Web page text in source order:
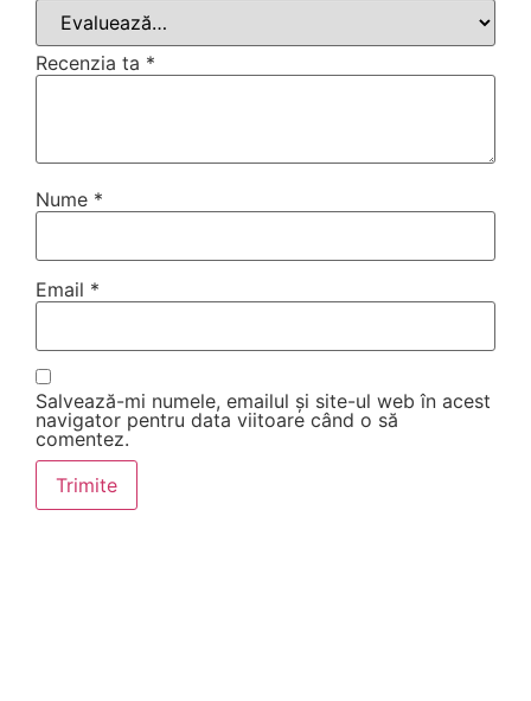
Recenzia ta *
Nume *
Email *
Salvează-mi numele, emailul și site-ul web în acest
navigator pentru data viitoare când o să
comentez.